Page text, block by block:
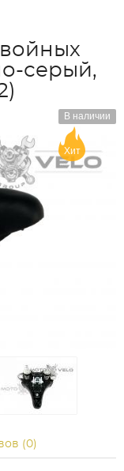
серый,
В наличии
Хит
(0)